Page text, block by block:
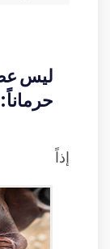
ليس
حرماناً:
إذاً